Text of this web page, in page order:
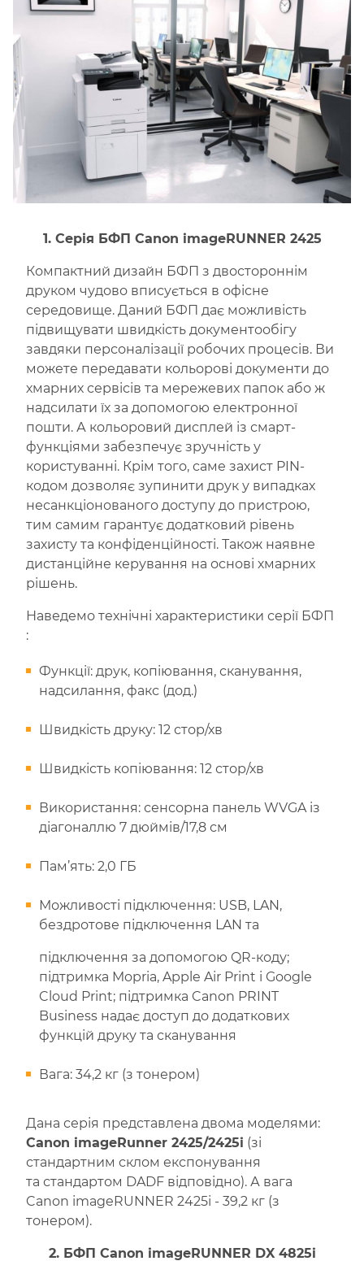
1. Серія БФП Canon imageRUNNER 2425
Компактний дизайн БФП з двостороннім
друком чудово вписується в офісне
середовище. Даний БФП дає можливість
підвищувати швидкість документообігу
завдяки персоналізації робочих процесів. Ви
можете передавати кольорові документи до
хмарних сервісів та мережевих папок або ж
надсилати їх за допомогою електронної
пошти. А кольоровий дисплей із смарт-
функціями забезпечує зручність у
користуванні. Крім того, саме захист PIN-
кодом дозволяє зупинити друк у випадках
несанкціонованого доступу до пристрою,
тим самим гарантує додатковий рівень
захисту та конфіденційності. Також наявне
дистанційне керування на основі хмарних
рішень.
Наведемо технічні характеристики серії БФП
:
Функції: друк, копіювання, сканування,
надсилання, факс (дод.)
Швидкість друку: 12 стор/хв
Швидкість копіювання: 12 стор/хв
Використання: сенсорна панель WVGA із
діагоналлю 7 дюймів/17,8 см
Пам’ять: 2,0 ГБ
Можливості підключення: USB, LAN,
бездротове підключення LAN та
підключення за допомогою QR-коду;
підтримка Mopria, Apple Air Print і Google
Cloud Print; підтримка Canon PRINT
Business надає доступ до додаткових
функцій друку та сканування
Вага: 34,2 кг (з тонером)
Дана серія представлена двома моделями:
Canon imageRunner 2425/2425і (зі
стандартним склом експонування
та стандартом DADF відповідно). А вага
Canon imageRUNNER 2425і - 39,2 кг (з
тонером).
2. БФП Canon imageRUNNER DX 4825i